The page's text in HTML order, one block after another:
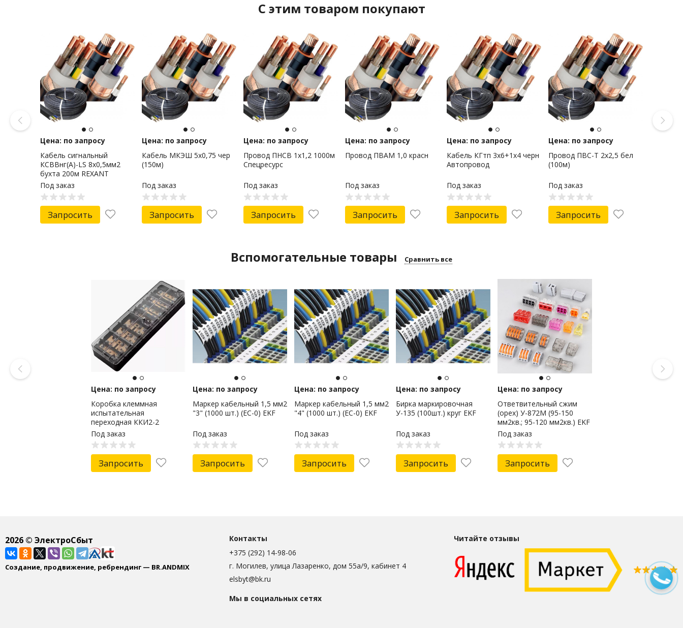
C этим товаром покупают
Цена: по запросу
Кабель сигнальный
КСВВнг(А)-LS 8х0,5мм2
бухта 200м REXANT
Под заказ
Запросить
Цена: по запросу
Кабель МКЭШ 5х0,75 чер
(150м)
Под заказ
Запросить
Цена: по запросу
Провод ПНСВ 1х1,2 1000м
Спецресурс
Под заказ
Запросить
Цена: по запросу
Провод ПВАМ 1,0 красн
Под заказ
Запросить
Цена: по запросу
Кабель КГтп 3х6+1х4 черн
Автопровод
Под заказ
Запросить
Цена: по запросу
Провод ПВС-Т 2х2,5 бел
(100м)
Под заказ
Запросить
Вспомогательные товары Сравнить все
Цена: по запросу
Коробка клеммная
испытательная
переходная ККИ2-2
(латунь, прозрачная
крышка) EKF
Под заказ
Запросить
Цена: по запросу
Маркер кабельный 1,5 мм2
"3" (1000 шт.) (ЕС-0) EKF
Под заказ
Запросить
Цена: по запросу
Маркер кабельный 1,5 мм2
"4" (1000 шт.) (ЕС-0) EKF
Под заказ
Запросить
Цена: по запросу
Бирка маркировочная
У-135 (100шт.) круг EKF
Под заказ
Запросить
Цена: по запросу
Ответвительный сжим
(орех) У-872М (95-150
мм2кв.; 95-120 мм2кв.) EKF
PROxima
Под заказ
Запросить
2026© ЭлектроСбыт
Создание, продвижение, ребрендинг — BR.ANDMIX
Контакты
+375 (292) 14-98-06
г. Могилев, улица Лазаренко, дом 55а/9, кабинет 4
elsbyt@bk.ru
Мы в социальных сетях
Читайте отзывы